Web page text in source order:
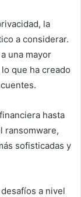
la
a considerar.
una mayor
que ha creado
hasta
ransomware,
sofisticadas y
a nivel